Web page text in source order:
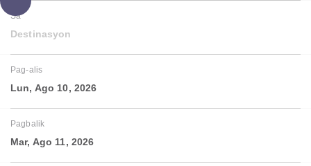
Sa
Destinasyon
Pag-alis
Lun, Ago 10, 2026
Pagbalik
Mar, Ago 11, 2026